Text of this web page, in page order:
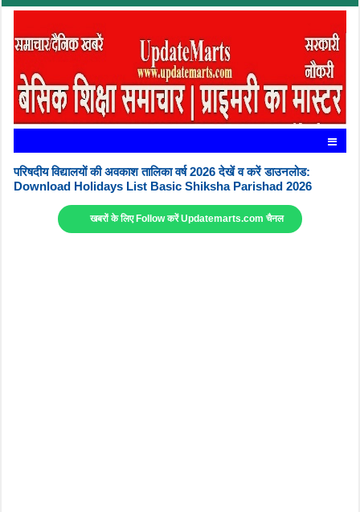
परिषदीय विद्यालयों की अवकाश तालिका वर्ष 2026 देखें व करें डाउनलोड:
Download Holidays List Basic Shiksha Parishad 2026
खबरों के लिए Follow करें Updatemarts.com चैनल